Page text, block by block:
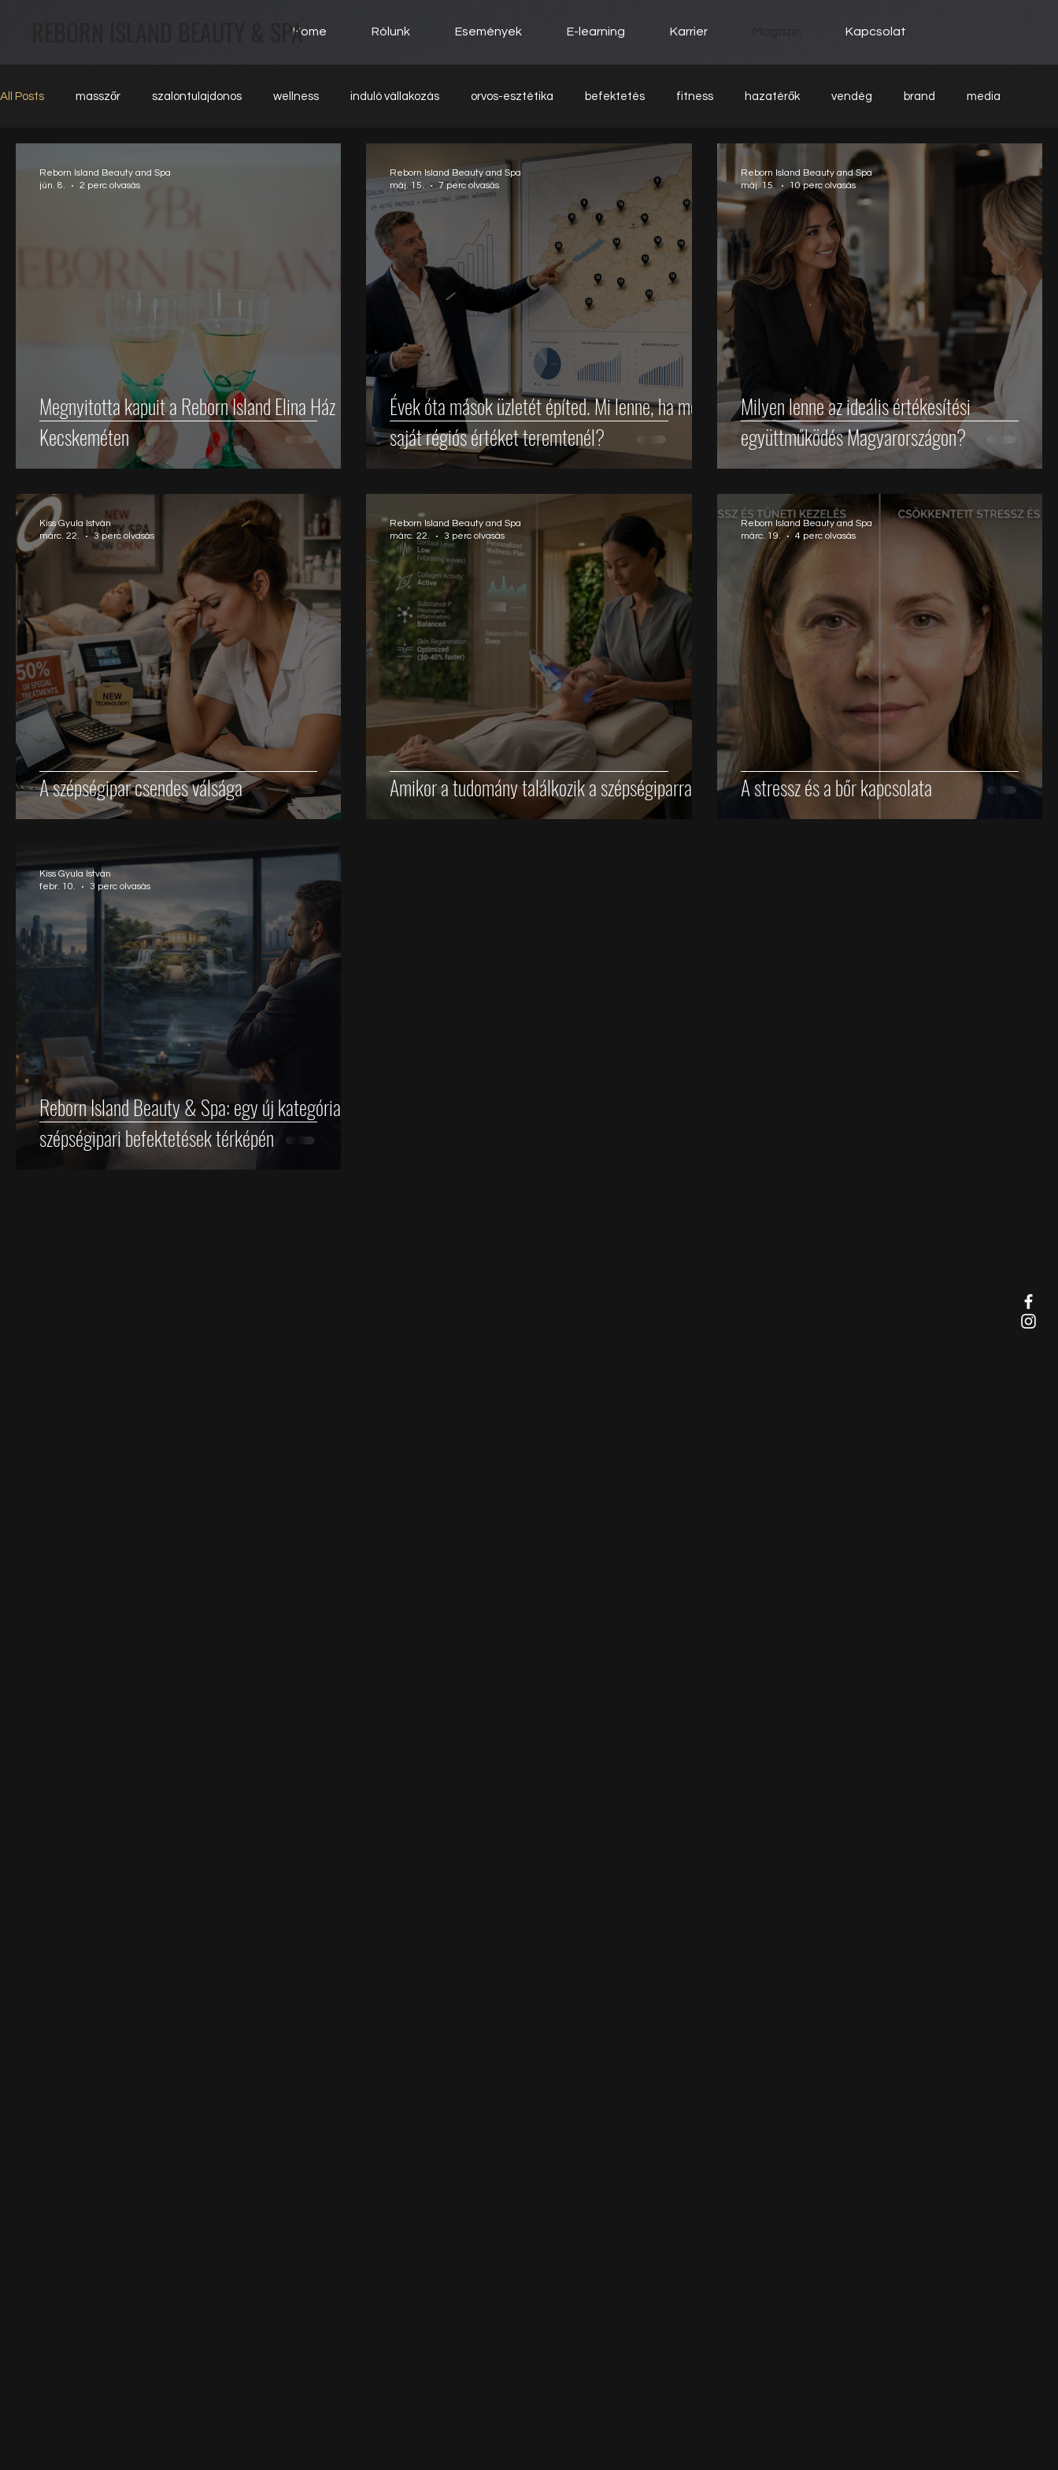
REBORN ISLAND BEAUTY & SPAHome Rólunk Események E-learning Karrier Kapcsolat
All Posts masszőr szalontulajdonos wellness induló vállakozás orvos-esztétika befektetés fitness hazatérők vendég brand media
Megnyitotta kapuit a Reborn Island Elina Ház
Kecskeméten
Reborn Island Beauty and Spa
jún. 8.
2 perc olvasás
Évek óta mások üzletét építed. Mi lenne, ha most
saját régiós értéket teremtenél?
Reborn Island Beauty and Spa
máj. 15.
7 perc olvasás
Milyen lenne az ideális értékesítési
együttműködés Magyarországon?
Reborn Island Beauty and Spa
máj. 15.
10 perc olvasás
A szépségipar csendes válsága
Kiss Gyula István
márc. 22.
3 perc olvasás
Amikor a tudomány találkozik a szépségiparral
Reborn Island Beauty and Spa
márc. 22.
3 perc olvasás
A stressz és a bőr kapcsolata
Reborn Island Beauty and Spa
márc. 19.
4 perc olvasás
Reborn Island Beauty & Spa: egy új kategória a
szépségipari befektetések térképén
Kiss Gyula István
febr. 10.
3 perc olvasás